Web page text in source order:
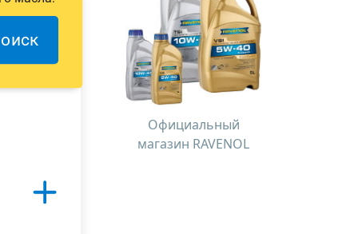
Официальный
магазин RAVENOL